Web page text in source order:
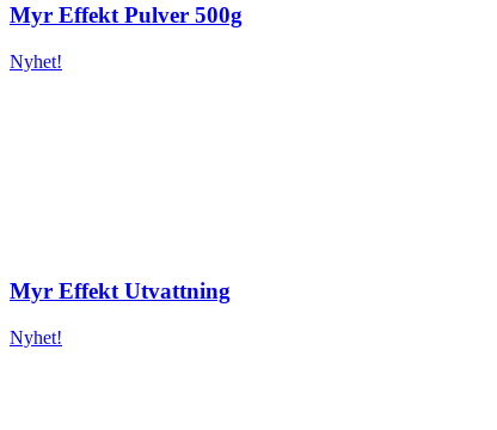
Myr Effekt Pulver 500g
Nyhet!
Myr Effekt Utvattning
Nyhet!